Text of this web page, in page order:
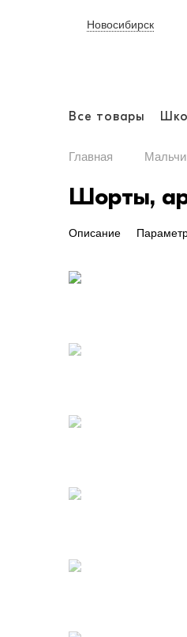
Новосибирск
Все товары
Главная
Шорты,
Описание